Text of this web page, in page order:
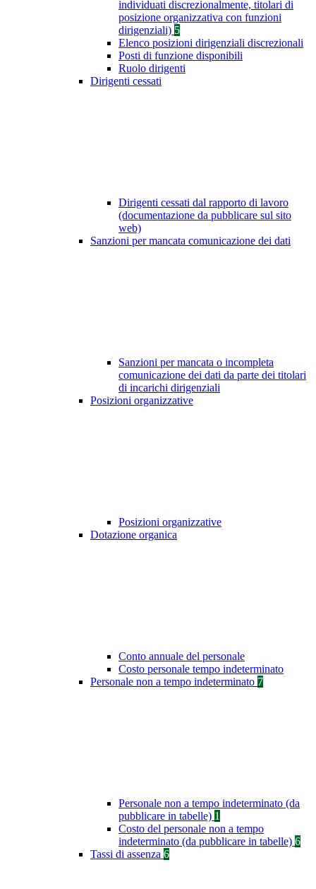
individuati discrezionalmente, titolari di
posizione organizzativa con funzioni
dirigenziali) 5
Elenco posizioni dirigenziali discrezionali
Posti di funzione disponibili
Ruolo dirigenti
Dirigenti cessati
Dirigenti cessati dal rapporto di lavoro
(documentazione da pubblicare sul sito
web)
Sanzioni per mancata comunicazione dei dati
Sanzioni per mancata o incompleta
comunicazione dei dati da parte dei titolari
di incarichi dirigenziali
Posizioni organizzative
Posizioni organizzative
Dotazione organica
Conto annuale del personale
Costo personale tempo indeterminato
Personale non a tempo indeterminato 7
Personale non a tempo indeterminato (da
pubblicare in tabelle) 1
Costo del personale non a tempo
indeterminato (da pubblicare in tabelle) 6
Tassi di assenza 6